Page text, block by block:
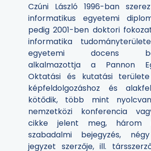
Czúni László 1996-ban
informatikus egyetemi
pedig 2001-ben doktori
informatika
egyetemi docens
alkalmazottja a Pannon
Oktatási és kutatási
képfeldolgozáshoz és
kötődik, több mint
nemzetközi konferencia
cikke jelent meg, három
szabadalmi bejegyzés,
jegyzet szerzője, ill.